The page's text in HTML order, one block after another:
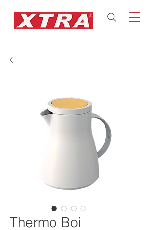
Thermo Boi